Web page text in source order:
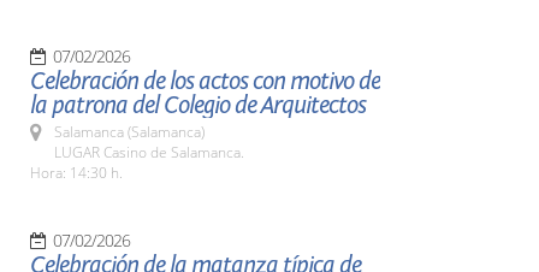
07/02/2026
Celebración de los actos con motivo de
la patrona del Colegio de Arquitectos
Salamanca (Salamanca)
LUGAR Casino de Salamanca.
Hora: 14:30 h.
07/02/2026
Celebración de la matanza típica de